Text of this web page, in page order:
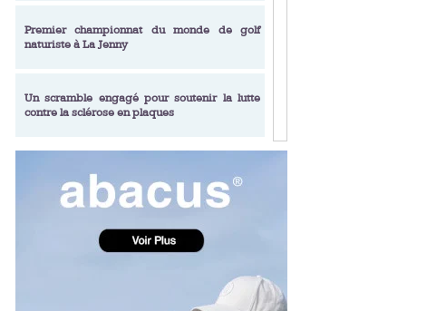
Ladies Pro-Am VSD : les premières
Académie Golf Barrière Julien Xanthopoulos,
Amundi Evian Championship, de nouvelles
expériences immersives
Premier championnat du monde de golf
naturiste à La Jenny
Un scramble engagé pour soutenir la lutte
contre la sclérose en plaques
Series & Trophée Écologie, deux circuits
amateurs en 10 étapes
Royal Air Maroc Golf & Padel Cup : le nouvel
event sport et networking
LPGA Tour 2026 : une saison record pour le